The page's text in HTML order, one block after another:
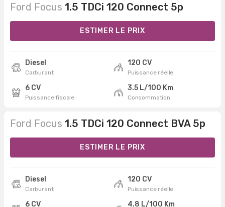
Ford Focus 1.5 TDCi 120 Connect 5p
ESTIMER LE PRIX
Diesel
Carburant
120 CV
Puissance réelle
6 CV
Puissance fiscale
3.5 L/100 Km
Consommation
Ford Focus 1.5 TDCi 120 Connect BVA 5p
ESTIMER LE PRIX
Diesel
Carburant
120 CV
Puissance réelle
6 CV 4.8 L/100 Km